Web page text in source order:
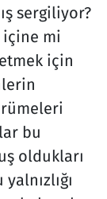
sergiliyor?
içine mi
için
bu
oldukları